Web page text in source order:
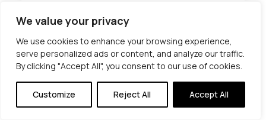
We value your privacy
We use cookies to enhance your browsing experience,
serve personalized ads or content, and analyze our traffic.
By clicking "Accept All", you consent to our use of cookies.
Customize Reject All Accept All
ResQ Clubin
ilmastovaikutus
2024: Ensimmäinen
hiilijalanjälkilaskent
a on julkaistu